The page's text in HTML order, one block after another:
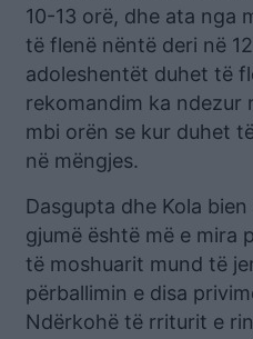
10-13 orë, dhe ata nga
të flenë nëntë deri në
adoleshentët duhet të
rekomandim ka
mbi orën se kur duhet
në mëngjes.
Dasgupta dhe Kola
gjumë është më e mira
të moshuarit mund të
përballimin e disa
Ndërkohë të rriturit e